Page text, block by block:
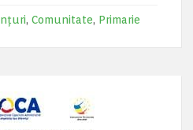
, Comunitate, Primarie